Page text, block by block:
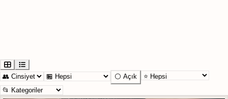
⚪ Açık